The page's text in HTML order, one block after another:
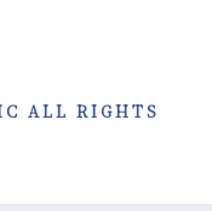
ALL RIGHTS